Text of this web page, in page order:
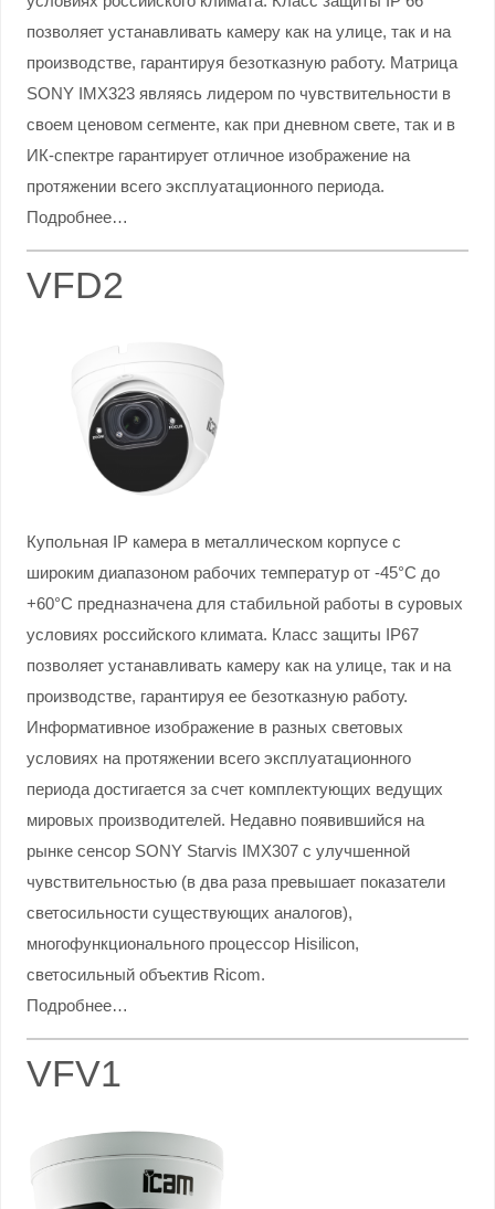
позволяет устанавливать камеру как на улице, так и на
производстве, гарантируя безотказную работу. Матрица
SONY IMX323 являясь лидером по чувствительности в
своем ценовом сегменте, как при дневном свете, так и в
ИК-спектре гарантирует отличное изображение на
протяжении всего эксплуатационного периода.
Подробнее…
VFD2
Купольная IP камера в металлическом корпусе с
широким диапазоном рабочих температур от -45°С до
+60°С предназначена для стабильной работы в суровых
условиях российского климата. Класс защиты IP67
позволяет устанавливать камеру как на улице, так и на
производстве, гарантируя ее безотказную работу.
Информативное изображение в разных световых
условиях на протяжении всего эксплуатационного
периода достигается за счет комплектующих ведущих
мировых производителей. Недавно появившийся на
рынке сенсор SONY Starvis IMX307 с улучшенной
чувствительностью (в два раза превышает показатели
светосильности существующих аналогов),
многофункционального процессор Hisilicon,
светосильный объектив Ricom.
Подробнее…
VFV1